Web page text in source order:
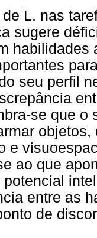
L. nas
sugere
habilidades
seu perfil
se que o
e
ao que
entre as
de